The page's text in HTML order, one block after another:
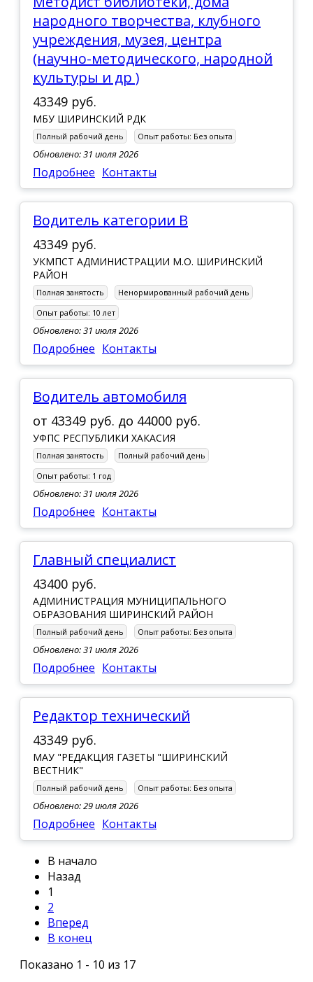
народного творчества, клубного
учреждения, музея, центра
(научно-методического, народной
культуры и др )
43349 руб.
МБУ ШИРИНСКИЙ РДК
Полный рабочий день Опыт работы: Без опыта
Обновлено: 31 июля 2026
Подробнее Контакты
водитель категории В
43349 руб.
УКМПСТ АДМИНИСТРАЦИИ М.О. ШИРИНСКИЙ
РАЙОН
Полная занятость
Ненормированный рабочий день
Опыт работы: 10 лет
Обновлено: 31 июля 2026
Подробнее Контакты
Водитель автомобиля
от 43349 руб. до 44000 руб.
УФПС РЕСПУБЛИКИ ХАКАСИЯ
Полная занятость
Полный рабочий день
Опыт работы: 1 год
Обновлено: 31 июля 2026
Подробнее Контакты
Главный специалист
43400 руб.
АДМИНИСТРАЦИЯ МУНИЦИПАЛЬНОГО
ОБРАЗОВАНИЯ ШИРИНСКИЙ РАЙОН
Полный рабочий день Опыт работы: Без опыта
Обновлено: 31 июля 2026
Подробнее Контакты
Редактор технический
43349 руб.
МАУ "РЕДАКЦИЯ ГАЗЕТЫ "ШИРИНСКИЙ
ВЕСТНИК"
Полный рабочий день Опыт работы: Без опыта
Обновлено: 29 июля 2026
Подробнее Контакты
В начало
Назад
1
2
Вперед
В конец
Показано 1 - 10 из 17